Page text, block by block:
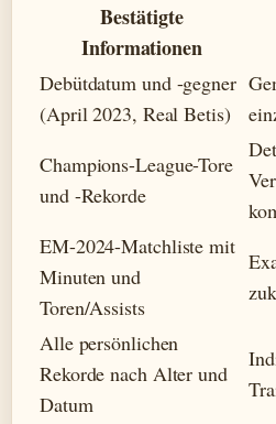
Bestätigte
Informationen
Debütdatum und -gegner
(April 2023, Real Betis)
Champions-League-Tore
und -Rekorde
EM-2024-Matchliste mit
Minuten und
Toren/Assists
Alle persönlichen
Rekorde nach Alter und
Datum